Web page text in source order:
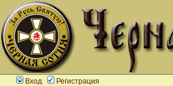
Вход Регистрация